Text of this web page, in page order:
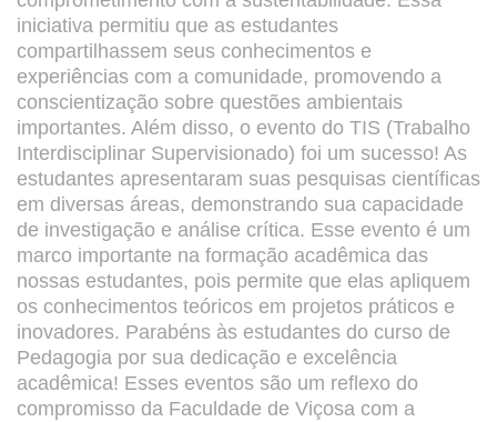
iniciativa permitiu que as estudantes
compartilhassem seus conhecimentos e
experiências com a comunidade, promovendo a
conscientização sobre questões ambientais
importantes. Além disso, o evento do TIS (Trabalho
Interdisciplinar Supervisionado) foi um sucesso! As
estudantes apresentaram suas pesquisas científicas
em diversas áreas, demonstrando sua capacidade
de investigação e análise crítica. Esse evento é um
marco importante na formação acadêmica das
nossas estudantes, pois permite que elas apliquem
os conhecimentos teóricos em projetos práticos e
inovadores. Parabéns às estudantes do curso de
Pedagogia por sua dedicação e excelência
acadêmica! Esses eventos são um reflexo do
compromisso da Faculdade de Viçosa com a